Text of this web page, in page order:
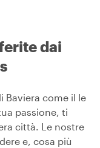
dai
Baviera come il le
passione, ti
città. Le nostre
e, cosa più